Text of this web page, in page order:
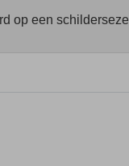
op een schildersezel